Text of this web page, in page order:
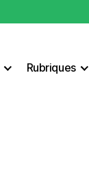
Rubriques